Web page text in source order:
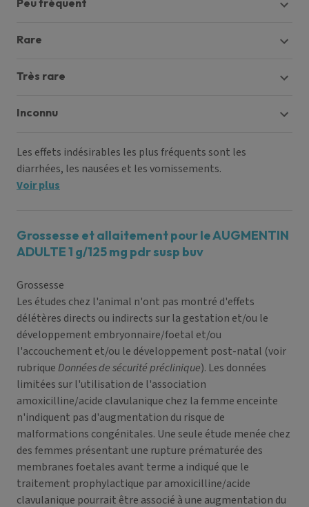
peu fréquent
rare
très rare
inconnu
Les effets indésirables les plus fréquents sont les
diarrhées, les nausées et les vomissements.
Voir plus
Grossesse et allaitement pour le AUGMENTIN
ADULTE 1 g/125 mg pdr susp buv
Grossesse
Les études chez l'animal n'ont pas montré d'effets
délétères directs ou indirects sur la gestation et/ou le
développement embryonnaire/foetal et/ou
l'accouchement et/ou le développement post-natal (voir
rubriqueDonnées de sécurité préclinique). Les données
limitées sur l'utilisation de l'association
amoxicilline/acide clavulanique chez la femme enceinte
n'indiquent pas d'augmentation du risque de
malformations congénitales. Une seule étude menée chez
des femmes présentant une rupture prématurée des
membranes foetales avant terme a indiqué que le
traitement prophylactique par amoxicilline/acide
clavulanique pourrait être associé à une augmentation du